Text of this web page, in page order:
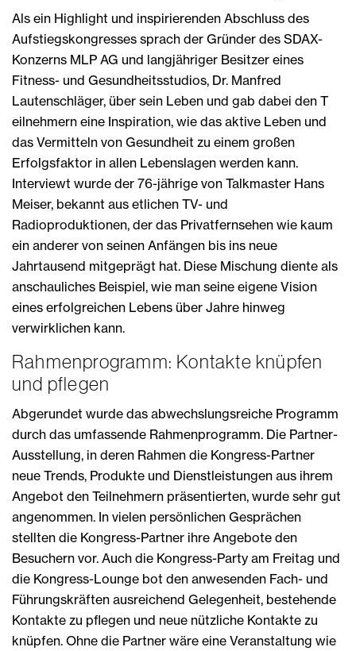
Als ein Highlight und inspirierenden Abschluss des
Aufstiegskongresses sprach der Gründer des SDAX-
Konzerns MLP AG und langjähriger Besitzer eines
Fitness- und Gesundheitsstudios, Dr. Manfred
Lautenschläger, über sein Leben und gab dabei den T
eilnehmern eine Inspiration, wie das aktive Leben und
das Vermitteln von Gesundheit zu einem großen
Erfolgsfaktor in allen Lebenslagen werden kann.
Interviewt wurde der 76-jährige von Talkmaster Hans
Meiser, bekannt aus etlichen TV- und
Radioproduktionen, der das Privatfernsehen wie kaum
ein anderer von seinen Anfängen bis ins neue
Jahrtausend mitgeprägt hat. Diese Mischung diente als
anschauliches Beispiel, wie man seine eigene Vision
eines erfolgreichen Lebens über Jahre hinweg
verwirklichen kann.
Rahmenprogramm: Kontakte knüpfen
und pflegen
Abgerundet wurde das abwechslungsreiche Programm
durch das umfassende Rahmenprogramm. Die Partner-
Ausstellung, in deren Rahmen die Kongress-Partner
neue Trends, Produkte und Dienstleistungen aus ihrem
Angebot den Teilnehmern präsentierten, wurde sehr gut
angenommen. In vielen persönlichen Gesprächen
stellten die Kongress-Partner ihre Angebote den
Besuchern vor. Auch die Kongress-Party am Freitag und
die Kongress-Lounge bot den anwesenden Fach- und
Führungskräften ausreichend Gelegenheit, bestehende
Kontakte zu pflegen und neue nützliche Kontakte zu
knüpfen. Ohne die Partner wäre eine Veranstaltung wie